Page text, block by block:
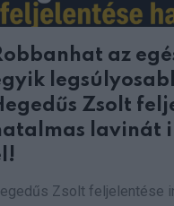
az
Zsolt
lavinát
Zsolt feljelentése